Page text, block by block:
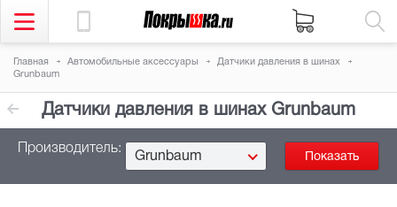
Главная Автомобильные аксессуары
Датчики давления в шинах
Grunbaum
Датчики давления в шинах Grunbaum
Производитель:
Grunbaum